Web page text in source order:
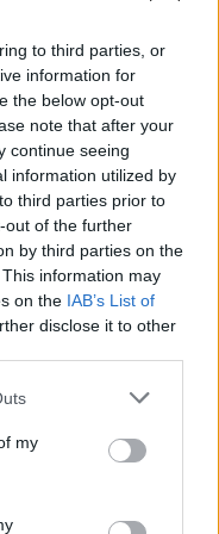
to third parties, or
information for
the below opt-out
note that after your
continue seeing
information utilized by
third parties prior to
out of the further
by third parties on the
information may
on the IAB’s List of
disclose it to other
one or more Google
You may click to
third-party tags to
in below Google
my